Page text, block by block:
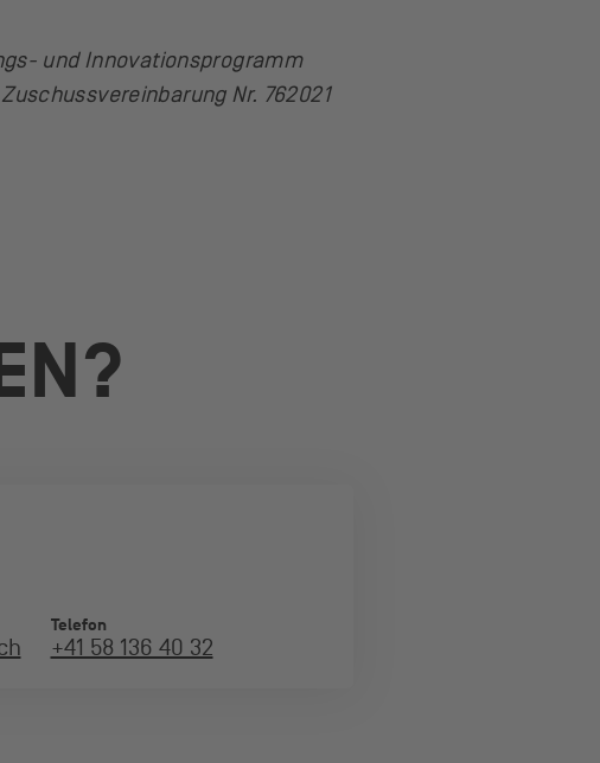
und Innovationsprogramm
Nr. 762021
Telefon
+41 58 136 40 32